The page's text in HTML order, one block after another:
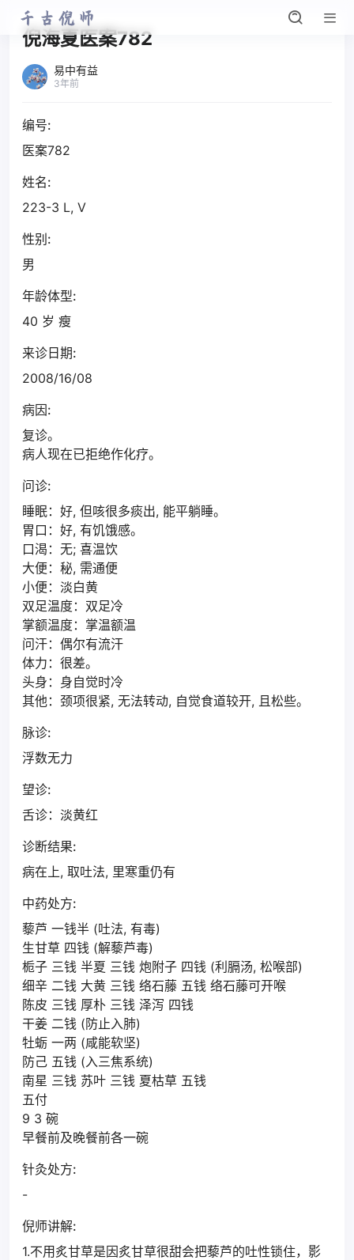
倪海夏医案782
易中有益
3年前
编号:
医案782
姓名:
223-3 L, V
性别:
男
年龄体型:
40 岁 瘦
来诊日期:
2008/16/08
病因:
复诊。
病人现在已拒绝作化疗。
问诊:
睡眠：好, 但咳很多痰出, 能平躺睡。
胃口：好, 有饥饿感。
口渴：无; 喜温饮
大便：秘, 需通便
小便：淡白黄
双足温度：双足冷
掌额温度：掌温额温
问汗：偶尔有流汗
体力：很差。
头身：身自觉时冷
其他：颈项很紧, 无法转动, 自觉食道较开, 且松些。
脉诊:
浮数无力
望诊:
舌诊：淡黄红
诊断结果:
病在上, 取吐法, 里寒重仍有
中药处方:
藜芦 一钱半 (吐法, 有毒)
生甘草 四钱 (解藜芦毒)
栀子 三钱 半夏 三钱 炮附子 四钱 (利膈汤, 松喉部)
细辛 二钱 大黄 三钱 络石藤 五钱 络石藤可开喉
陈皮 三钱 厚朴 三钱 泽泻 四钱
干姜 二钱 (防止入肺)
牡蛎 一两 (咸能软坚)
防己 五钱 (入三焦系统)
南星 三钱 苏叶 三钱 夏枯草 五钱
五付
9 3 碗
早餐前及晚餐前各一碗
针灸处方:
-
倪师讲解:
1.不用炙甘草是因炙甘草很甜会把藜芦的吐性锁住，影